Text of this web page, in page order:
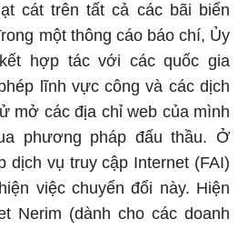
cát trên tất cả các bãi biển
một thông cáo báo chí, Ủy
hợp tác với các quốc gia
lĩnh vực công và các dịch
mở các địa chỉ web của mình
phương pháp đấu thầu. Ở
dịch vụ truy cập Internet (FAI)
việc chuyển đổi này. Hiện
Nerim (dành cho các doanh